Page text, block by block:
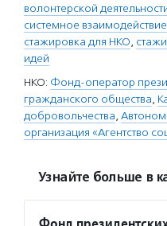
волонтерской
системное взаимодействие
стажировка для НКО,
идей
НКО: Фонд-оператор
гражданского общества,
добровольчества,
организация «Агентство
Узнайте больше в